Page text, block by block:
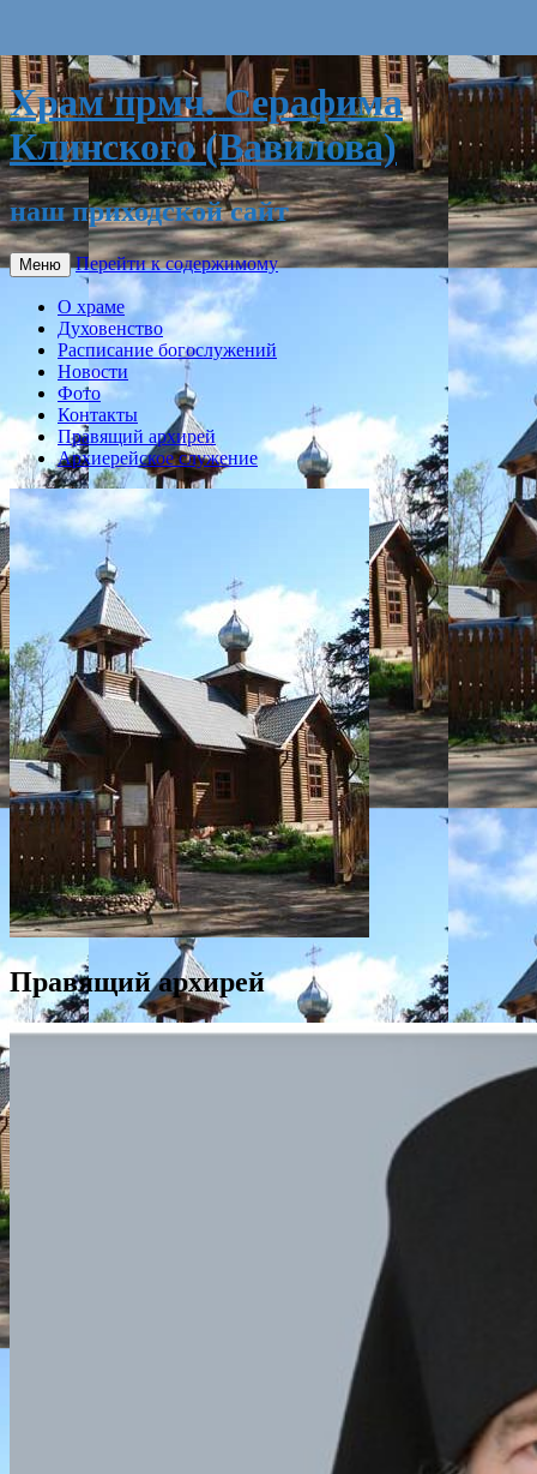
Храм прмч. Серафима
Клинского (Вавилова)
наш приходской сайт
Меню Перейти к содержимому
О храме
Духовенство
Расписание богослужений
Новости
Фото
Контакты
Правящий архирей
Архиерейское служение
Правящий архирей